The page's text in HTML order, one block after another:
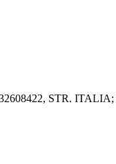
STR.